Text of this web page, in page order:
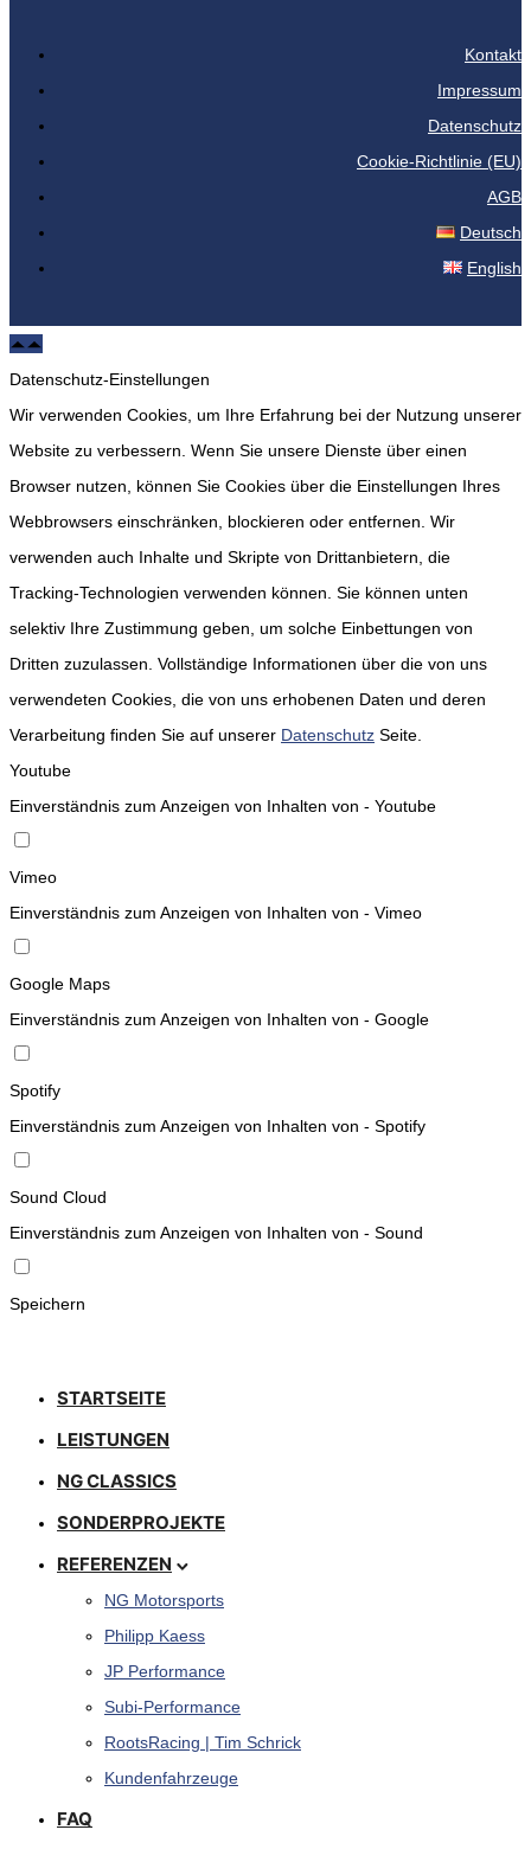
Kontakt
Impressum
Datenschutz
Cookie-Richtlinie (EU)
AGB
Deutsch
English
Datenschutz-Einstellungen
Wir verwenden Cookies, um Ihre Erfahrung bei der Nutzung unserer
Website zu verbessern. Wenn Sie unsere Dienste über einen
Browser nutzen, können Sie Cookies über die Einstellungen Ihres
Webbrowsers einschränken, blockieren oder entfernen. Wir
verwenden auch Inhalte und Skripte von Drittanbietern, die
Tracking-Technologien verwenden können. Sie können unten
selektiv Ihre Zustimmung geben, um solche Einbettungen von
Dritten zuzulassen. Vollständige Informationen über die von uns
verwendeten Cookies, die von uns erhobenen Daten und deren
Verarbeitung finden Sie auf unserer Datenschutz Seite.
Youtube
Einverständnis zum Anzeigen von Inhalten von - Youtube
Vimeo
Einverständnis zum Anzeigen von Inhalten von - Vimeo
Google Maps
Einverständnis zum Anzeigen von Inhalten von - Google
Spotify
Einverständnis zum Anzeigen von Inhalten von - Spotify
Sound Cloud
Einverständnis zum Anzeigen von Inhalten von - Sound
Speichern
STARTSEITE
LEISTUNGEN
NG CLASSICS
SONDERPROJEKTE
REFERENZEN
NG Motorsports
Philipp Kaess
JP Performance
Subi-Performance
RootsRacing | Tim Schrick
Kundenfahrzeuge
FAQ